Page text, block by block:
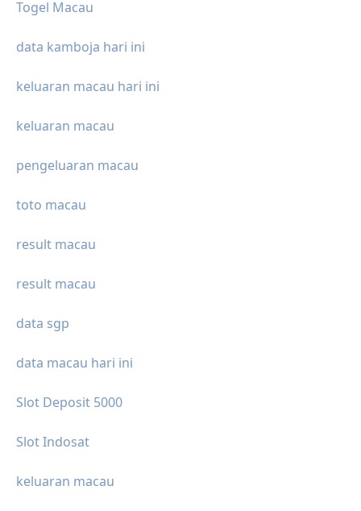
Togel Macau
data kamboja hari ini
keluaran macau hari ini
keluaran macau
pengeluaran macau
toto macau
result macau
result macau
data sgp
data macau hari ini
Slot Deposit 5000
Slot Indosat
keluaran macau